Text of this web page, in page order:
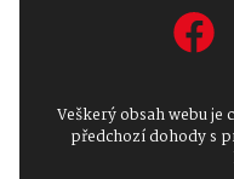
předchozí dohody s